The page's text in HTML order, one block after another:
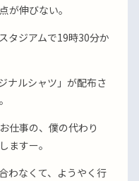
が伸びない。
タジアムで19時30分か
ナルシャツ」が配布さ
仕事の、僕の代わり
ますー。
わなくて、ようやく行